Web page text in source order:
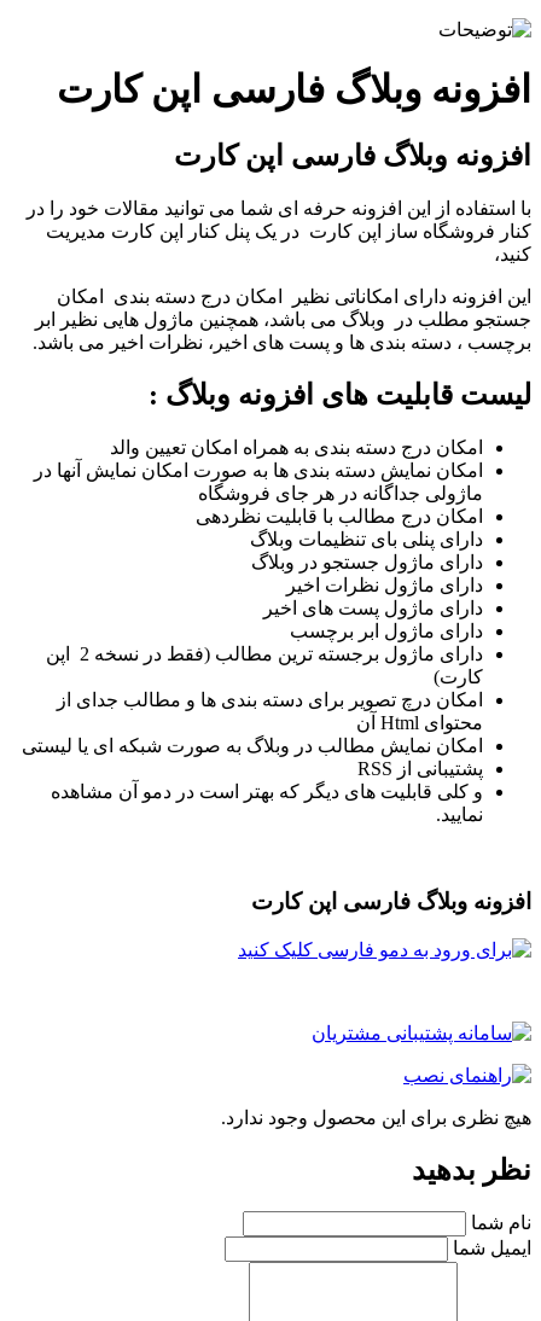
وبلاگ فارسی اپن کارت
وبلاگ فارسی اپن کارت
استفاده از این افزونه حرفه ای شما می توانید مقالات خود را در
فروشگاه ساز اپن کارت در یک پنل کنار اپن کارت مدیریت
افزونه دارای امکاناتی نظیر امکان درج دسته بندی امکان
مطلب در وبلاگ می باشد، همچنین ماژول هایی نظیر ابر
، دسته بندی ها و پست های اخیر، نظرات اخیر می باشد.
قابلیت های افزونه وبلاگ :
امکان درج دسته بندی به همراه امکان تعیین والد
امکان نمایش دسته بندی ها به صورت امکان نمایش آنها در
ماژولی جداگانه در هر جای فروشگاه
امکان درج مطالب با قابلیت نظردهی
دارای پنلی بای تنظیمات وبلاگ
دارای ماژول جستجو در وبلاگ
دارای ماژول نظرات اخیر
دارای ماژول پست های اخیر
دارای ماژول ابر برچسب
دارای ماژول برجسته ترین مطالب (فقط در نسخه 2 اپن
کارت)
امکان درچ تصویر برای دسته بندی ها و مطالب جدای از
محتوای Html آن
امکان نمایش مطالب در وبلاگ به صورت شبکه ای یا لیستی
پشتیبانی از RSS
و کلی قابلیت های دیگر که بهتر است در دمو آن مشاهده
نمایید.
وبلاگ فارسی اپن کارت
نظری برای این محصول وجود ندارد.
بدهید
شما
شما